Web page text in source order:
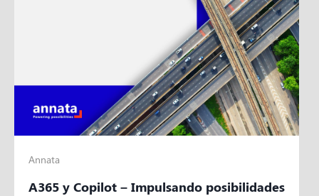
Annata
A365 y Copilot – Impulsando posibilidades